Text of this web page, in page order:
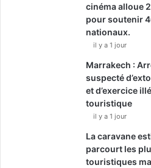
cinéma alloue
pour soutenir
nationaux.
il y a 1 jour
Marrakech :
suspecté
et d’exercice
touristique
il y a 1 jour
La caravane
parcourt les
touristiques